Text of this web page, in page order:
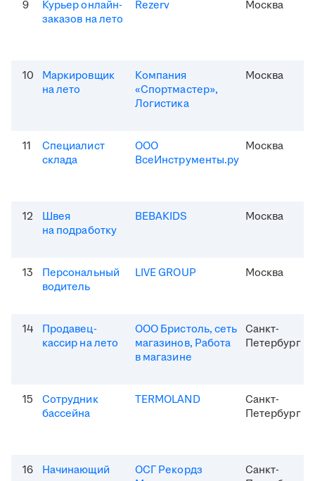
9
Курьер онлайн-
заказов на лето
Rezerv Москва
10
Маркировщик
на лето
Компания
«Спортмастер»,
Логистика
Москва
11
Специалист
склада
ООО
ВсеИнструменты.ру
Москва
12
Швея
на подработку
BEBAKIDS Москва
13
Персональный
водитель
LIVE GROUP Москва
14
Продавец-
кассир на лето
ООО Бристоль, сеть
магазинов, Работа
в магазине
Санкт-
Петербург
15
Сотрудник
бассейна
TERMOLAND
Санкт-
Петербург
16
Начинающий
ОСГ Рекордз
Санкт-